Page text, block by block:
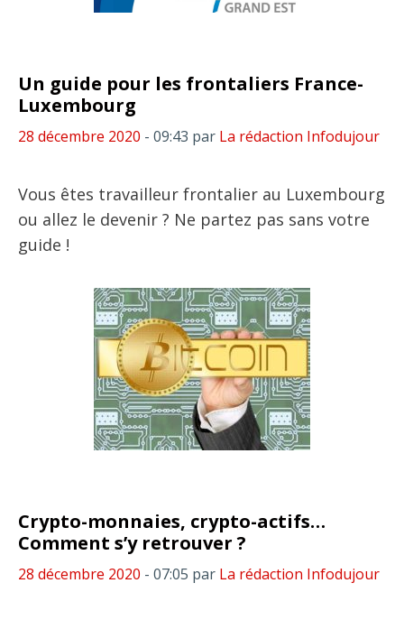
Un guide pour les frontaliers France-
Luxembourg
28 décembre 2020 - 09:43 par La rédaction Infodujour
Vous êtes travailleur frontalier au Luxembourg
ou allez le devenir ? Ne partez pas sans votre
guide !
Crypto-monnaies, crypto-actifs…
Comment s’y retrouver ?
28 décembre 2020 - 07:05 par La rédaction Infodujour